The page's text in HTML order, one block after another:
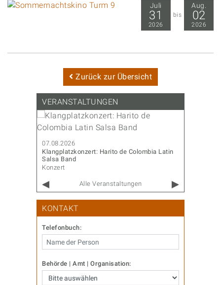
Juli
31
2026
bis
Aug.
02
2026
Zurück zur Übersicht
VERANSTALTUNGEN
07.08.2026
Klangplatzkonzert: Harito de Colombia Latin
Salsa Band
Konzert
Alle Veranstaltungen
KONTAKT
Telefonbuch:
Behörde | Amt | Organisation: